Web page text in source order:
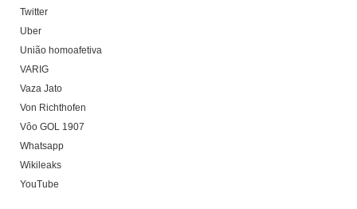
Twitter
Uber
União homoafetiva
VARIG
Vaza Jato
Von Richthofen
Vôo GOL 1907
Whatsapp
Wikileaks
YouTube